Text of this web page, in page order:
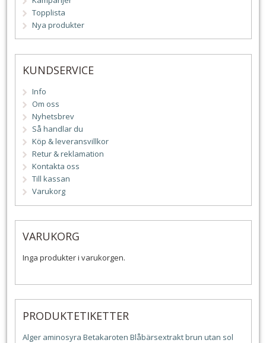
Topplista
Nya produkter
KUNDSERVICE
Info
Om oss
Nyhetsbrev
Så handlar du
Köp & leveransvillkor
Retur & reklamation
Kontakta oss
Till kassan
Varukorg
VARUKORG
Inga produkter i varukorgen.
PRODUKTETIKETTER
Alger aminosyra Betakaroten Blåbärsextraktbrun utan sol